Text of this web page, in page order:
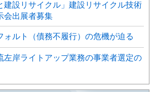
建設リサイクル」建設リサイクル技術
会出展者募集
ォルト（債務不履行）の危機が迫る
左岸ライトアップ業務の事業者選定の